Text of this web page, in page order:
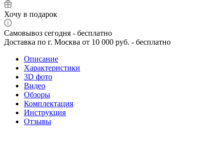
Хочу в подарок
Самовывоз сегодня - бесплатно
Доставка по г. Москва от 10 000 руб. - бесплатно
Описание
Характеристики
3D фото
Видео
Обзоры
Комплектация
Инструкция
Отзывы